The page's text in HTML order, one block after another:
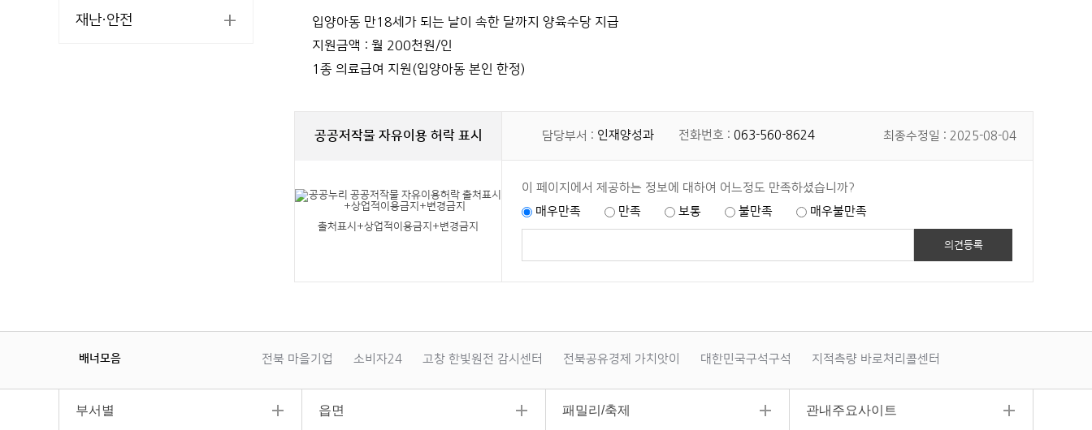
재난·안전
입양아동 만18세가 되는 날이 속한 달까지 양육수당 지급
지원금액 : 월 200천원/인
1종 의료급여 지원(입양아동 본인 한정)
공공저작물 자유이용 허락 표시
출처표시+상업적이용금지+변경금지
담당부서 : 인재양성과 전화번호 :063-560-8624 최종수정일 : 2025-08-04
이 페이지에서 제공하는 정보에 대하여 어느정도 만족하셨습니까?
매우만족
만족 보통 불만족 매우불만족
배너모음
전 시 음
전북 마을기업 소비자24 고창 한빛원전 감시센터 전북공유경제 가치앗이 대한민국구석구석 지적측량 바로처리콜센터
부서별 읍면 패밀리/축제 관내주요사이트